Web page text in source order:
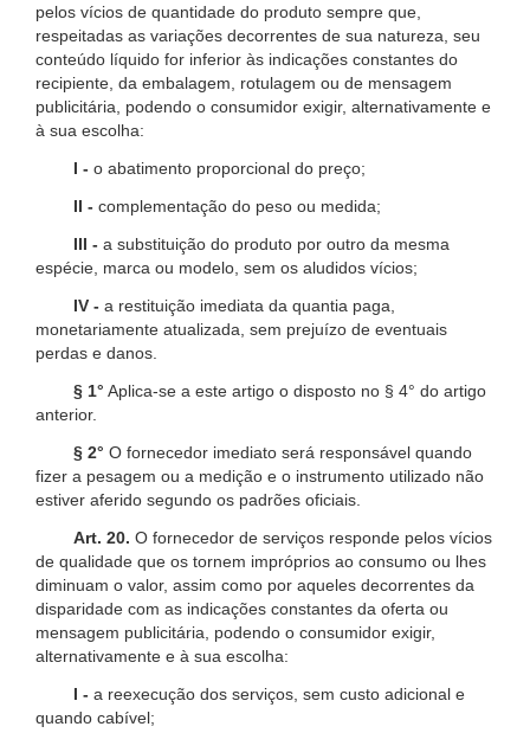
pelos vícios de quantidade do produto sempre que,
respeitadas as variações decorrentes de sua natureza, seu
conteúdo líquido for inferior às indicações constantes do
recipiente, da embalagem, rotulagem ou de mensagem
publicitária, podendo o consumidor exigir, alternativamente e
à sua escolha:
I - o abatimento proporcional do preço;
II - complementação do peso ou medida;
III - a substituição do produto por outro da mesma
espécie, marca ou modelo, sem os aludidos vícios;
IV - a restituição imediata da quantia paga,
monetariamente atualizada, sem prejuízo de eventuais
perdas e danos.
§ 1° Aplica-se a este artigo o disposto no § 4° do artigo
anterior.
§ 2° O fornecedor imediato será responsável quando
fizer a pesagem ou a medição e o instrumento utilizado não
estiver aferido segundo os padrões oficiais.
Art. 20. O fornecedor de serviços responde pelos vícios
de qualidade que os tornem impróprios ao consumo ou lhes
diminuam o valor, assim como por aqueles decorrentes da
disparidade com as indicações constantes da oferta ou
mensagem publicitária, podendo o consumidor exigir,
alternativamente e à sua escolha:
I - a reexecução dos serviços, sem custo adicional e
quando cabível;